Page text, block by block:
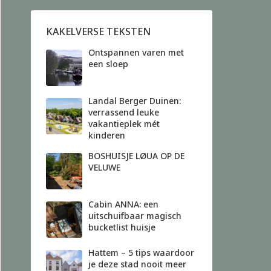
KAKELVERSE TEKSTEN
Ontspannen varen met
een sloep
Landal Berger Duinen:
verrassend leuke
vakantieplek mét
kinderen
BOSHUISJE LØUA OP DE
VELUWE
Cabin ANNA: een
uitschuifbaar magisch
bucketlist huisje
Hattem – 5 tips waardoor
je deze stad nooit meer